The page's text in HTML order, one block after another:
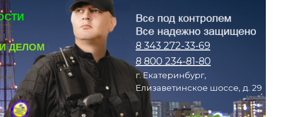
8 343 272-33-69
8 800 234-81-80
г. Екатеринбург,
Елизаветинское шоссе, д. 29
ДЕЛОМ